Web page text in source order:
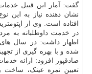
گفت: آمار این قبیل
نشان دهنده نیاز به این
افتاده است. وی از
در خدمت داوطلبانه به
اظهار داشت: در سال
شده و با بهره گیری از
صادقپور افزود: ارائه
تعیین نمره عینک، ساخت